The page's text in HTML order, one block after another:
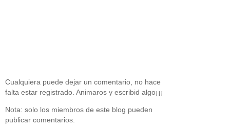
Cualquiera puede dejar un comentario, no hace
falta estar registrado. Animaros y escribid algo¡¡¡
Nota: solo los miembros de este blog pueden
publicar comentarios.